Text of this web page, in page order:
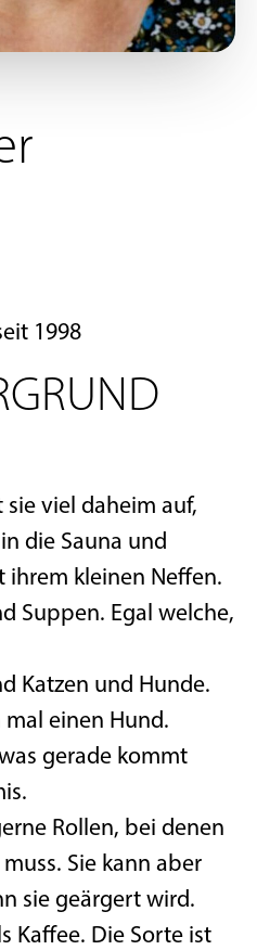
1998
viel daheim auf,
die Sauna und
kleinen Neffen.
Suppen. Egal welche,
Katzen und Hunde.
mal einen Hund.
gerade kommt
Rollen, bei denen
Sie kann aber
sie geärgert wird.
Kaffee. Die Sorte ist